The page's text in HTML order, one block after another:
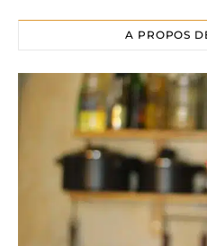
A PROPOS